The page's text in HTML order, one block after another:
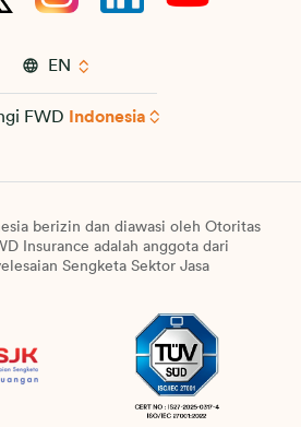
EN
FWD Indonesia
berizin dan diawasi oleh Otoritas
Insurance adalah anggota dari
Sengketa Sektor Jasa